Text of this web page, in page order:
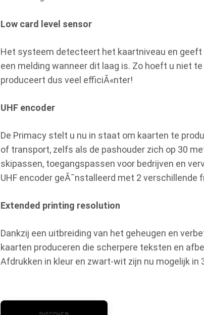
Low card level sensor
Het systeem detecteert het kaartniveau en geeft
een melding wanneer dit laag is. Zo hoeft u niet
produceert dus veel efficiÃ«nter!
UHF encoder
De Primacy stelt u nu in staat om kaarten te
of transport, zelfs als de pashouder zich op 30
skipassen, toegangspassen voor bedrijven en
UHF encoder geÃ¯nstalleerd met 2 verschillende
Extended printing resolution
Dankzij een uitbreiding van het geheugen en
kaarten produceren die scherpere teksten en
Afdrukken in kleur en zwart-wit zijn nu mogelijk in